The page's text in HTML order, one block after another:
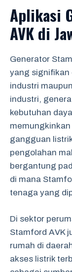
Aplikasi
AVK di
Generator
yang signifikan
industri
industri,
kebutuhan
gangguan
pengolahan
bergantung
di mana
tenaga yang
Di sektor
Stamford AVK
rumah di
akses listrik